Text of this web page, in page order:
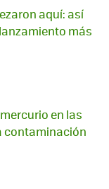
aquí: así
más
en las
contaminación